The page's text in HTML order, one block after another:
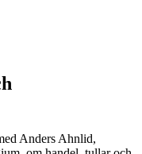
Anders Ahnlid,